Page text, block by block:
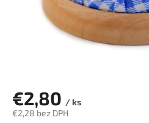
€2,80 / ks
€2,28 bez DPH